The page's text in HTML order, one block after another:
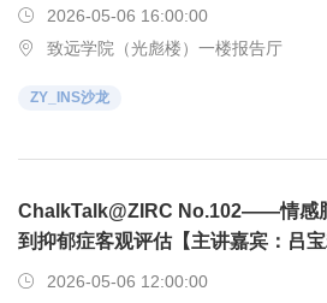
2026-05-06 16:00:00
致远学院（光彪楼）一楼报告厅
ZY_INS沙龙
ChalkTalk@ZIRC No.102——情感
到抑郁症客观评估【主讲嘉宾：吕宝
2026-05-06 12:00:00